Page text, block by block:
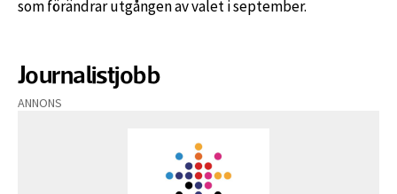
som förändrar utgången av valet i september.
Journalistjobb
ANNONS